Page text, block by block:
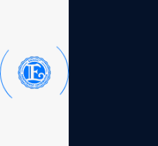
Kantor Distributor - Enagic
Indonesia
Perum Bumi Palem Blok.S